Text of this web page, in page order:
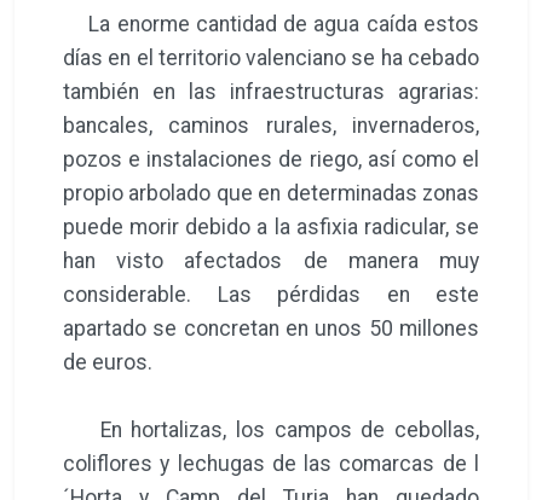
La enorme cantidad de agua caída estos
días en el territorio valenciano se ha cebado
también en las infraestructuras agrarias:
bancales, caminos rurales, invernaderos,
pozos e instalaciones de riego, así como el
propio arbolado que en determinadas zonas
puede morir debido a la asfixia radicular, se
han visto afectados de manera muy
considerable. Las pérdidas en este
apartado se concretan en unos 50 millones
de euros.
En hortalizas, los campos de cebollas,
coliflores y lechugas de las comarcas de l